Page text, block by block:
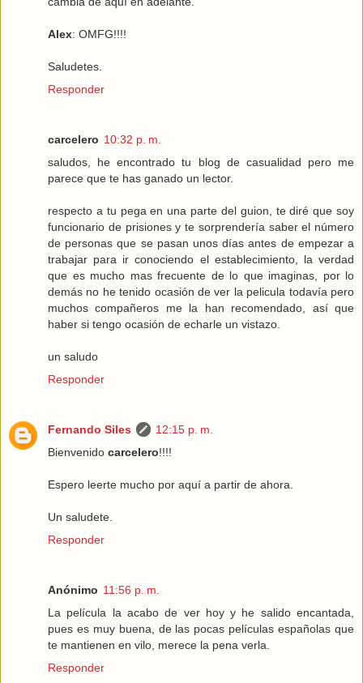
Alex: OMFG!!!!
Saludetes.
Responder
carcelero 10:32 p. m.
saludos, he encontrado tu blog de casualidad pero me
parece que te has ganado un lector.
respecto a tu pega en una parte del guion, te diré que soy
funcionario de prisiones y te sorprendería saber el número
de personas que se pasan unos días antes de empezar a
trabajar para ir conociendo el establecimiento, la verdad
que es mucho mas frecuente de lo que imaginas, por lo
demás no he tenido ocasión de ver la pelicula todavía pero
muchos compañeros me la han recomendado, así que
haber si tengo ocasión de echarle un vistazo.
un saludo
Responder
Fernando Siles
12:15 p. m.
Bienvenido carcelero!!!!
Espero leerte mucho por aquí a partir de ahora.
Un saludete.
Responder
Anónimo 11:56 p. m.
La película la acabo de ver hoy y he salido encantada,
pues es muy buena, de las pocas películas españolas que
te mantienen en vilo, merece la pena verla.
Responder